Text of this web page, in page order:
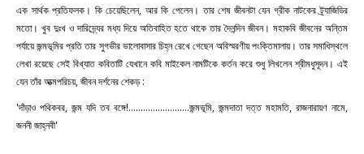
এক সার্থক প্রতিফলক। কি চেয়েছিলেন, আর কি পেলেন। তার শেষ জীবনটা যেন গ্রীক নাটকের ট্র্যাজিডির
মতো। খুব দুঃখ ও দারিদ্র্যের মধ্য দিয়ে অতিবাহিত হতে থাকে তার দৈনন্দিন জীবন। মহাকবি জীবনের অন্তিম
পর্যায়ে জন্মভূমির প্রতি তার সুগভীর ভালোবাসার চিহ্ন রেখে গেছেন অবিস্মরণীয় পংক্তিমালায়। তার সমাধিস্থলে
লেখা রয়েছে সেই বিখ্যাত কবিতাটি যেখানে কবি মাইকেল নামটিকে কর্তন করে শুধু লিখলেন শ্রীমধুসূদন। এই
যেন তাঁর আত্মপরিচয়, জীবন দর্শনের শেকড় :
'দাঁড়াও পথিকবর, জন্ম যদি তব বঙ্গে!.........................জন্মভূমি, জন্মদাতা দত্ত মহামতি, রাজনারায়ণ নামে,
জননী জাহ্নবী'